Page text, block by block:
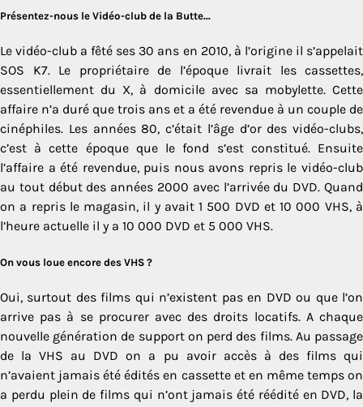
Présentez-nous le Vidéo-club de la Butte…
Le vidéo-club a fêté ses 30 ans en 2010, à l’origine il s’appelait
SOS K7. Le propriétaire de l’époque livrait les cassettes,
essentiellement du X, à domicile avec sa mobylette. Cette
affaire n’a duré que trois ans et a été revendue à un couple de
cinéphiles. Les années 80, c’était l’âge d’or des vidéo-clubs,
c’est à cette époque que le fond s’est constitué. Ensuite
l’affaire a été revendue, puis nous avons repris le vidéo-club
au tout début des années 2000 avec l’arrivée du DVD. Quand
on a repris le magasin, il y avait 1 500 DVD et 10 000 VHS, à
l’heure actuelle il y a 10 000 DVD et 5 000 VHS.
On vous loue encore des VHS ?
Oui, surtout des films qui n’existent pas en DVD ou que l’on
arrive pas à se procurer avec des droits locatifs. A chaque
nouvelle génération de support on perd des films. Au passage
de la VHS au DVD on a pu avoir accès à des films qui
n’avaient jamais été édités en cassette et en même temps on
a perdu plein de films qui n’ont jamais été réédité en DVD, la